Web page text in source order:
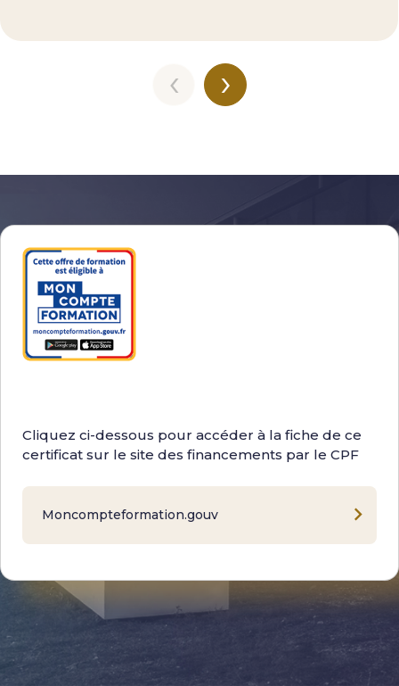
‹ ›
Cliquez ci-dessous pour accéder à la fiche de ce
certificat sur le site des financements par le CPF
Moncompteformation.gouv